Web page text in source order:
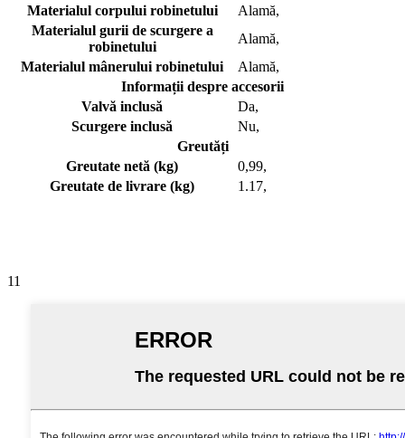
Materialul corpului robinetului
Alamă,
Materialul gurii de scurgere a
robinetului
Alamă,
Materialul mânerului robinetului
Alamă,
Informații despre accesorii
Valvă inclusă
Da,
Scurgere inclusă
Nu,
Greutăți
Greutate netă (kg)
0,99,
Greutate de livrare (kg)
1.17,
11